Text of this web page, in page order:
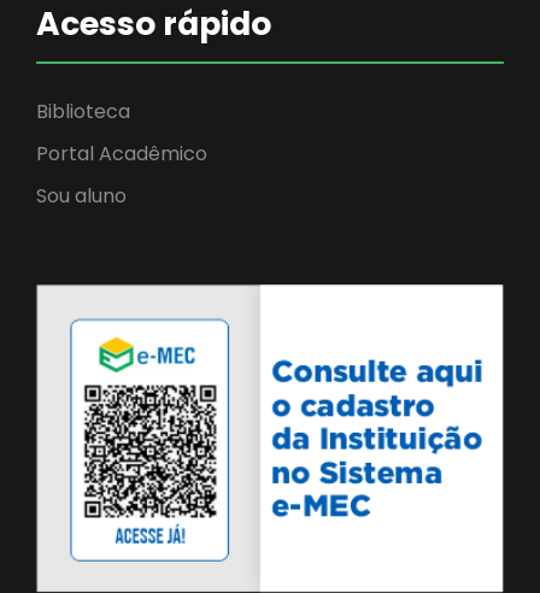
Acesso rápido
Biblioteca
Portal Acadêmico
Sou aluno